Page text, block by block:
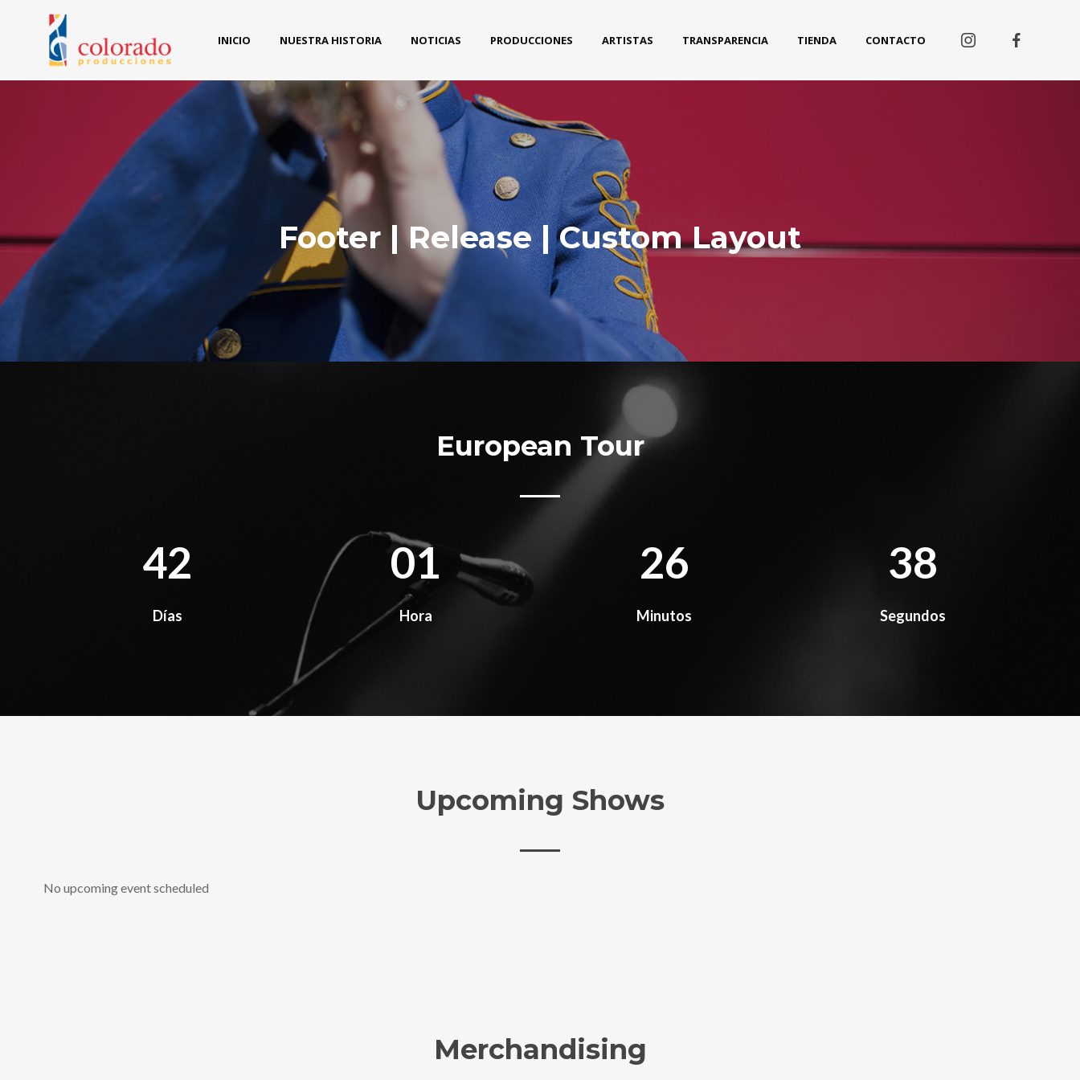
INICIO NUESTRA HISTORIA NOTICIAS PRODUCCIONES ARTISTAS TRANSPARENCIA TIENDA CONTACTO
Footer | Release | Custom Layout
European Tour
42
Días
01
Hora
26
Minutos
38
Segundos
Upcoming Shows
No upcoming event scheduled
Merchandising